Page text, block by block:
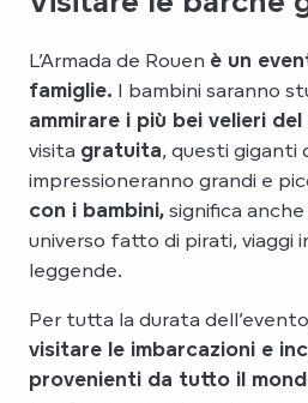
L’Armada de Rouen è un
famiglie. I bambini saranno
ammirare i più bei velieri del
visita gratuita, questi giganti
impressioneranno grandi e
con i bambini, significa
universo fatto di pirati, viaggi
leggende.
Per tutta la durata
visitare le imbarcazioni e
provenienti da tutto il